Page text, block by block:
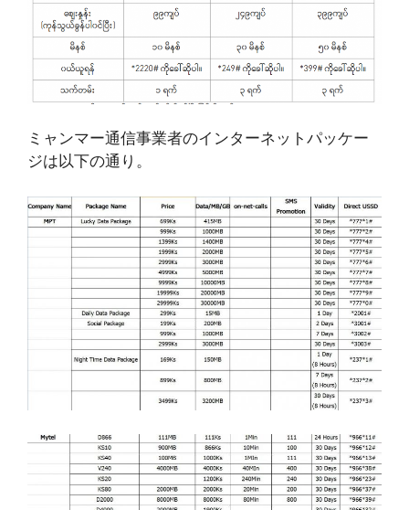
ミャンマー通信事業者のインターネットパッケー
ジは以下の通り。